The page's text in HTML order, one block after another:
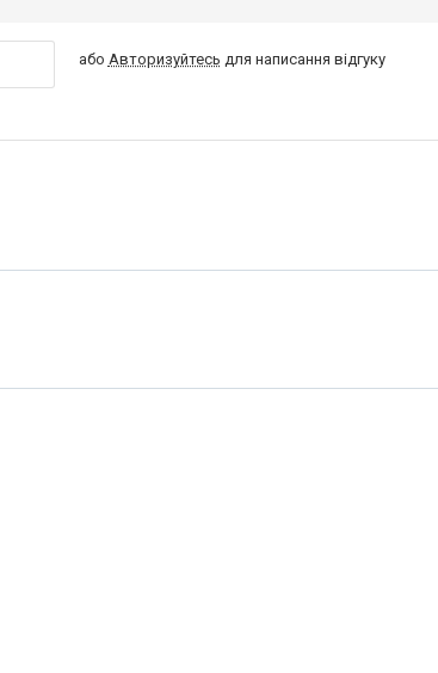
або Авторизуйтесь для написання відгуку